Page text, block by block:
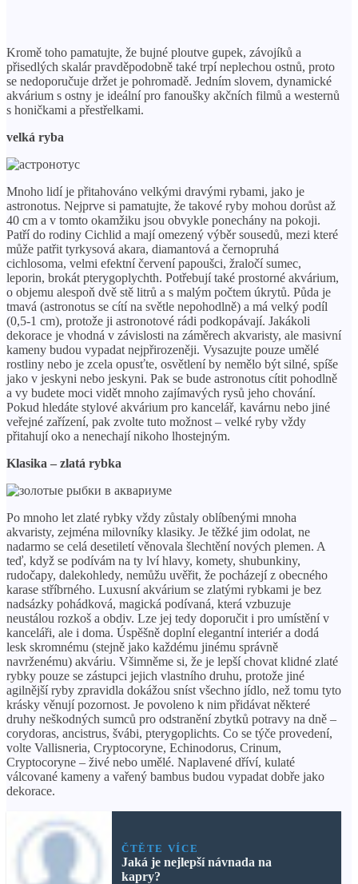
Kromě toho pamatujte, že bujné ploutve gupek, závojíků a
přisedlých skalár pravděpodobně také trpí neplechou ostnů, proto
se nedoporučuje držet je pohromadě. Jedním slovem, dynamické
akvárium s ostny je ideální pro fanoušky akčních filmů a westernů
s honičkami a přestřelkami.
velká ryba
Mnoho lidí je přitahováno velkými dravými rybami, jako je
astronotus. Nejprve si pamatujte, že takové ryby mohou dorůst až
40 cm a v tomto okamžiku jsou obvykle ponechány na pokoji.
Patří do rodiny Cichlid a mají omezený výběr sousedů, mezi které
může patřit tyrkysová akara, diamantová a černopruhá
cichlosoma, velmi efektní červení papoušci, žraločí sumec,
leporin, brokát pterygoplychth. Potřebují také prostorné akvárium,
o objemu alespoň dvě stě litrů a s malým počtem úkrytů. Půda je
tmavá (astronotus se cítí na světle nepohodlně) a má velký podíl
(0,5-1 cm), protože ji astronotové rádi podkopávají. Jakákoli
dekorace je vhodná v závislosti na záměrech akvaristy, ale masivní
kameny budou vypadat nejpřirozeněji. Vysazujte pouze umělé
rostliny nebo je zcela opusťte, osvětlení by nemělo být silné, spíše
jako v jeskyni nebo jeskyni. Pak se bude astronotus cítit pohodlně
a vy budete moci vidět mnoho zajímavých rysů jeho chování.
Pokud hledáte stylové akvárium pro kancelář, kavárnu nebo jiné
veřejné zařízení, pak zvolte tuto možnost – velké ryby vždy
přitahují oko a nenechají nikoho lhostejným.
Klasika – zlatá rybka
Po mnoho let zlaté rybky vždy zůstaly oblíbenými mnoha
akvaristy, zejména milovníky klasiky. Je těžké jim odolat, ne
nadarmo se celá desetiletí věnovala šlechtění nových plemen. A
teď, když se podívám na ty lví hlavy, komety, shubunkiny,
rudočapy, dalekohledy, nemůžu uvěřit, že pocházejí z obecného
karase stříbrného. Luxusní akvárium se zlatými rybkami je bez
nadsázky pohádková, magická podívaná, která vzbuzuje
neustálou rozkoš a obdiv. Lze jej tedy doporučit i pro umístění v
kanceláři, ale i doma. Úspěšně doplní elegantní interiér a dodá
lesk skromnému (stejně jako každému jinému správně
navrženému) akváriu. Všimněme si, že je lepší chovat klidné zlaté
rybky pouze se zástupci jejich vlastního druhu, protože jiné
agilnější ryby zpravidla dokážou sníst všechno jídlo, než tomu tyto
krásky věnují pozornost. Je povoleno k nim přidávat některé
druhy neškodných sumců pro odstranění zbytků potravy na dně –
corydoras, ancistrus, švábi, pterygoplichts. Co se týče provedení,
volte Vallisneria, Cryptocoryne, Echinodorus, Crinum,
Cryptocoryne – živé nebo umělé. Naplavené dříví, kulaté
válcované kameny a vařený bambus budou vypadat dobře jako
dekorace.
ČTĚTE VÍCE
Jaká je nejlepší návnada na
kapry?